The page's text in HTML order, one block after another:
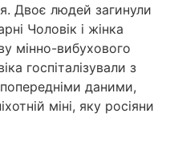
Двоє людей загинули
Чоловік і жінка
мінно-вибухового
госпіталізували з
даними,
міні, яку росіяни